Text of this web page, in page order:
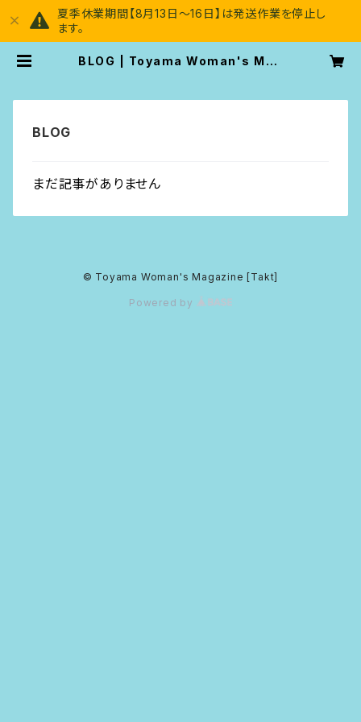
夏季休業期間【8月13日～16日】は発送作業を停止し
ます。
BLOG | Toyama Woman's Mag
まだ記事がありません
© Toyama Woman's Magazine [Takt]
Powered by